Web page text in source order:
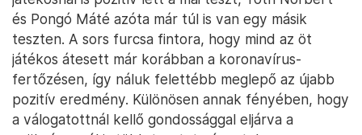
és Pongó Máté azóta már túl is van egy másik
teszten. A sors furcsa fintora, hogy mind az öt
játékos átesett már korábban a koronavírus-
fertőzésen, így náluk felettébb meglepő az újabb
pozitív eredmény. Különösen annak fényében, hogy
a válogatottnál kellő gondossággal eljárva a